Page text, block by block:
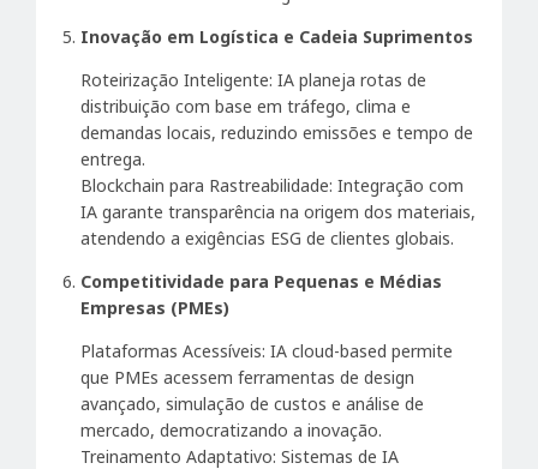
Inovação em Logística e Cadeia Suprimentos
Roteirização Inteligente: IA planeja rotas de
distribuição com base em tráfego, clima e
demandas locais, reduzindo emissões e tempo de
entrega.
Blockchain para Rastreabilidade: Integração com
IA garante transparência na origem dos materiais,
atendendo a exigências ESG de clientes globais.
Competitividade para Pequenas e Médias
Empresas (PMEs)
Plataformas Acessíveis: IA cloud-based permite
que PMEs acessem ferramentas de design
avançado, simulação de custos e análise de
mercado, democratizando a inovação.
Treinamento Adaptativo: Sistemas de IA